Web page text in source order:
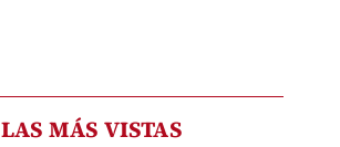
LAS MÁS VISTAS